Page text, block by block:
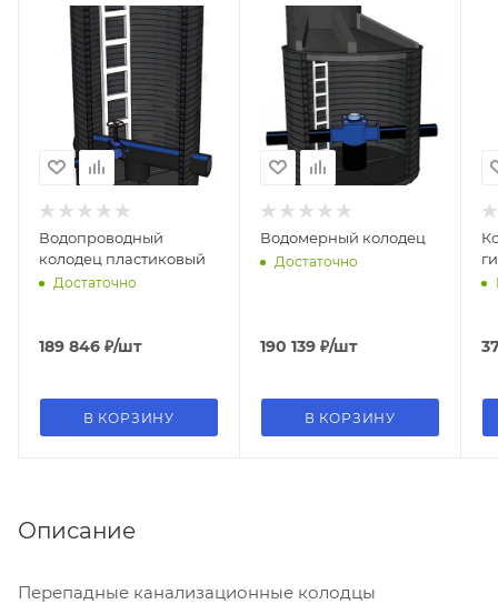
Водопроводный
колодец пластиковый
Достаточно
189 846 ₽/шт
В КОРЗИНУ
Водомерный колодец
Достаточно
190 139 ₽/шт
В КОРЗИНУ
Описание
Перепадные канализационные колодцы